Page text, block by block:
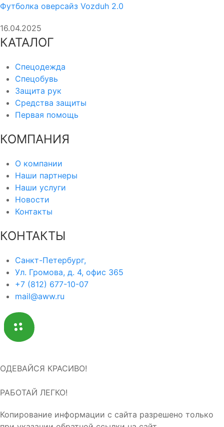
Футболка оверсайз Vozduh 2.0
16.04.2025
КАТАЛОГ
Спецодежда
Спецобувь
Защита рук
Средства защиты
Первая помощь
КОМПАНИЯ
О компании
Наши партнеры
Наши услуги
Новости
Контакты
КОНТАКТЫ
Санкт-Петербург,
Ул. Громова, д. 4, офис 365
+7 (812) 677-10-07
mail@aww.ru
ОДЕВАЙСЯ КРАСИВО!
РАБОТАЙ ЛЕГКО!
Копирование информации с сайта разрешено только